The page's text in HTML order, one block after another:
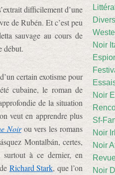
difficilement d’une
de Rubén. Et c’est peu
sauvage au cours de
début.
certain exotisme pour
cubaine, le roman de
de la situation
veut en apprendre plus
Noirou vers les romans
Montalbán, certes,
à ce dernier, en
Richard Stark, que l’on
Noir
Noir
Sf-
Noir
Noir
Noir